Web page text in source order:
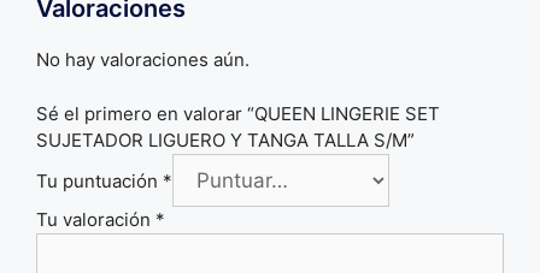
Valoraciones
No hay valoraciones aún.
Sé el primero en valorar “QUEEN LINGERIE SET
SUJETADOR LIGUERO Y TANGA TALLA S/M”
Tu puntuación *
Tu valoración *